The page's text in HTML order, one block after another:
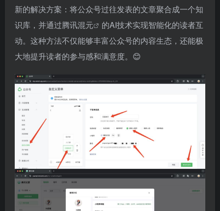
新的解决方案：将公众号过往发表的文章聚合成一个知
识库，并通过腾讯混元
的AI技术实现智能化的读者互
动。这种方法不仅能够丰富公众号的内容生态，还能极
大地提升读者的参与感和满意度。😊